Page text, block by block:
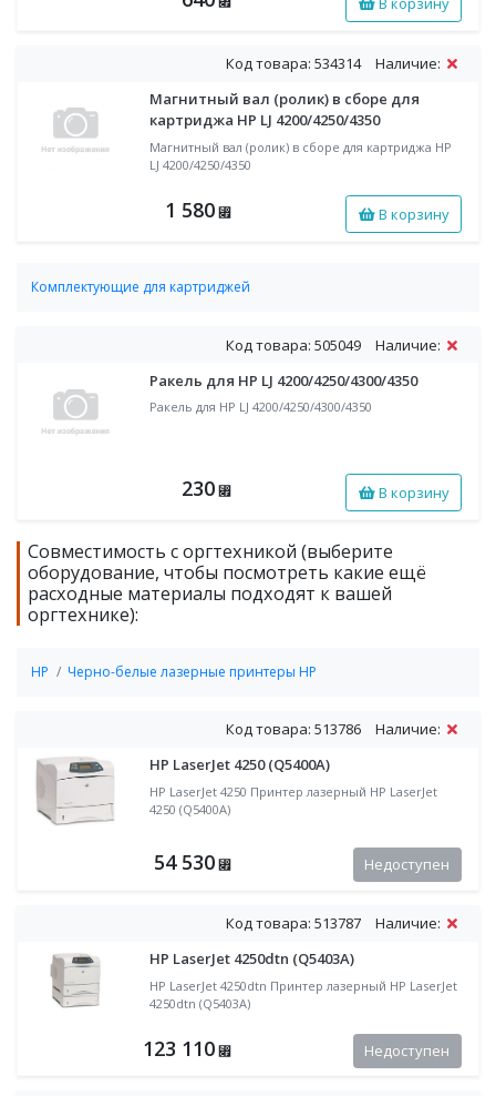
Код товара: 534314
Наличие:
Магнитный вал (ролик) в сборе для
картриджа HP LJ 4200/4250/4350
Магнитный вал (ролик) в сборе для картриджа HP
LJ 4200/4250/4350
1 580 ⃏ В корзину
Комплектующие для картриджей
Код товара: 505049
Наличие:
Ракель для HP LJ 4200/4250/4300/4350
Ракель для HP LJ 4200/4250/4300/4350
230 ⃏ В корзину
Совместимость с оргтехникой (выберите
оборудование, чтобы посмотреть какие ещё
расходные материалы подходят к вашей
оргтехнике):
HP Черно-белые лазерные принтеры HP
Код товара: 513786
Наличие:
HP LaserJet 4250 (Q5400A)
HP LaserJet 4250 Принтер лазерный HP LaserJet
4250 (Q5400A)
54 530 ⃏ Недоступен
Код товара: 513787
Наличие:
HP LaserJet 4250dtn (Q5403A)
HP LaserJet 4250dtn Принтер лазерный HP LaserJet
4250dtn (Q5403A)
123 110 ⃏ Недоступен